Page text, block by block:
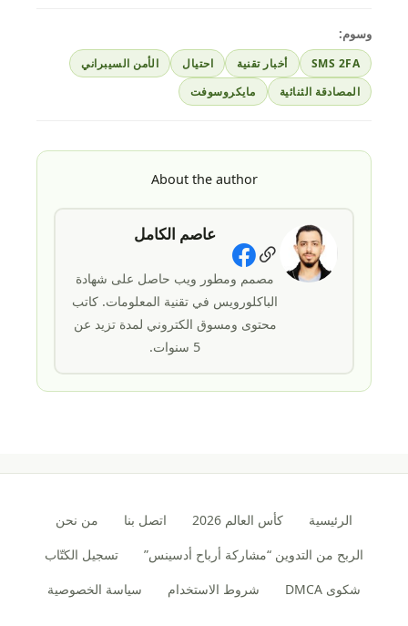
وسوم:
SMS 2FA أخبار تقنية احتيال
الأمن السيبراني
المصادقة الثنائية
مايكروسوفت
About the author
عاصم الكامل
Social Links
مصمم ومطور ويب حاصل على شهادة
الباكلورويس في تقنية المعلومات. كاتب
محتوى ومسوق الكتروني لمدة تزيد عن
5 سنوات.
الرئيسية كأس العالم 2026 اتصل بنا
من نحن
الربح من التدوين “مشاركة أرباح أدسينس”
تسجيل الكتّاب
شكوى DMCA
شروط الاستخدام سياسة الخصوصية